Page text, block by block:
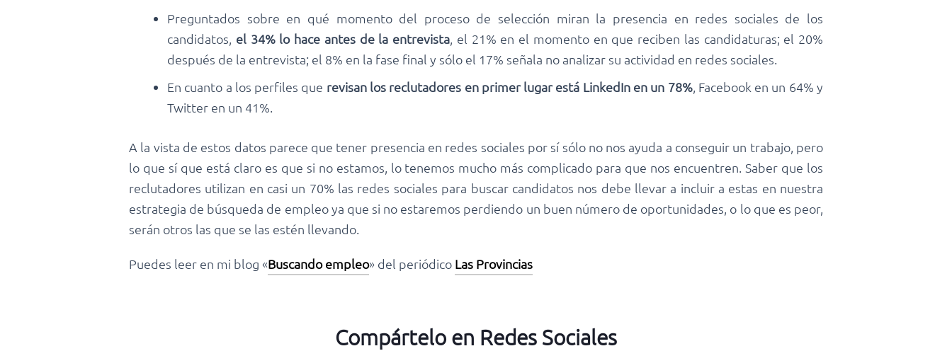
Preguntados sobre en qué momento del proceso de selección miran la presencia en redes sociales de los
candidatos, el 34% lo hace antes de la entrevista, el 21% en el momento en que reciben las candidaturas; el 20%
después de la entrevista; el 8% en la fase final y sólo el 17% señala no analizar su actividad en redes sociales.
En cuanto a los perfiles que revisan los reclutadores en primer lugar está LinkedIn en un 78%, Facebook en un 64% y
Twitter en un 41%.
A la vista de estos datos parece que tener presencia en redes sociales por sí sólo no nos ayuda a conseguir un trabajo, pero
lo que sí que está claro es que si no estamos, lo tenemos mucho más complicado para que nos encuentren. Saber que los
reclutadores utilizan en casi un 70% las redes sociales para buscar candidatos nos debe llevar a incluir a estas en nuestra
estrategia de búsqueda de empleo ya que si no estaremos perdiendo un buen número de oportunidades, o lo que es peor,
serán otros las que se las estén llevando.
Puedes leer en mi blog «Buscando empleo» del periódico Las Provincias
Compártelo en Redes Sociales